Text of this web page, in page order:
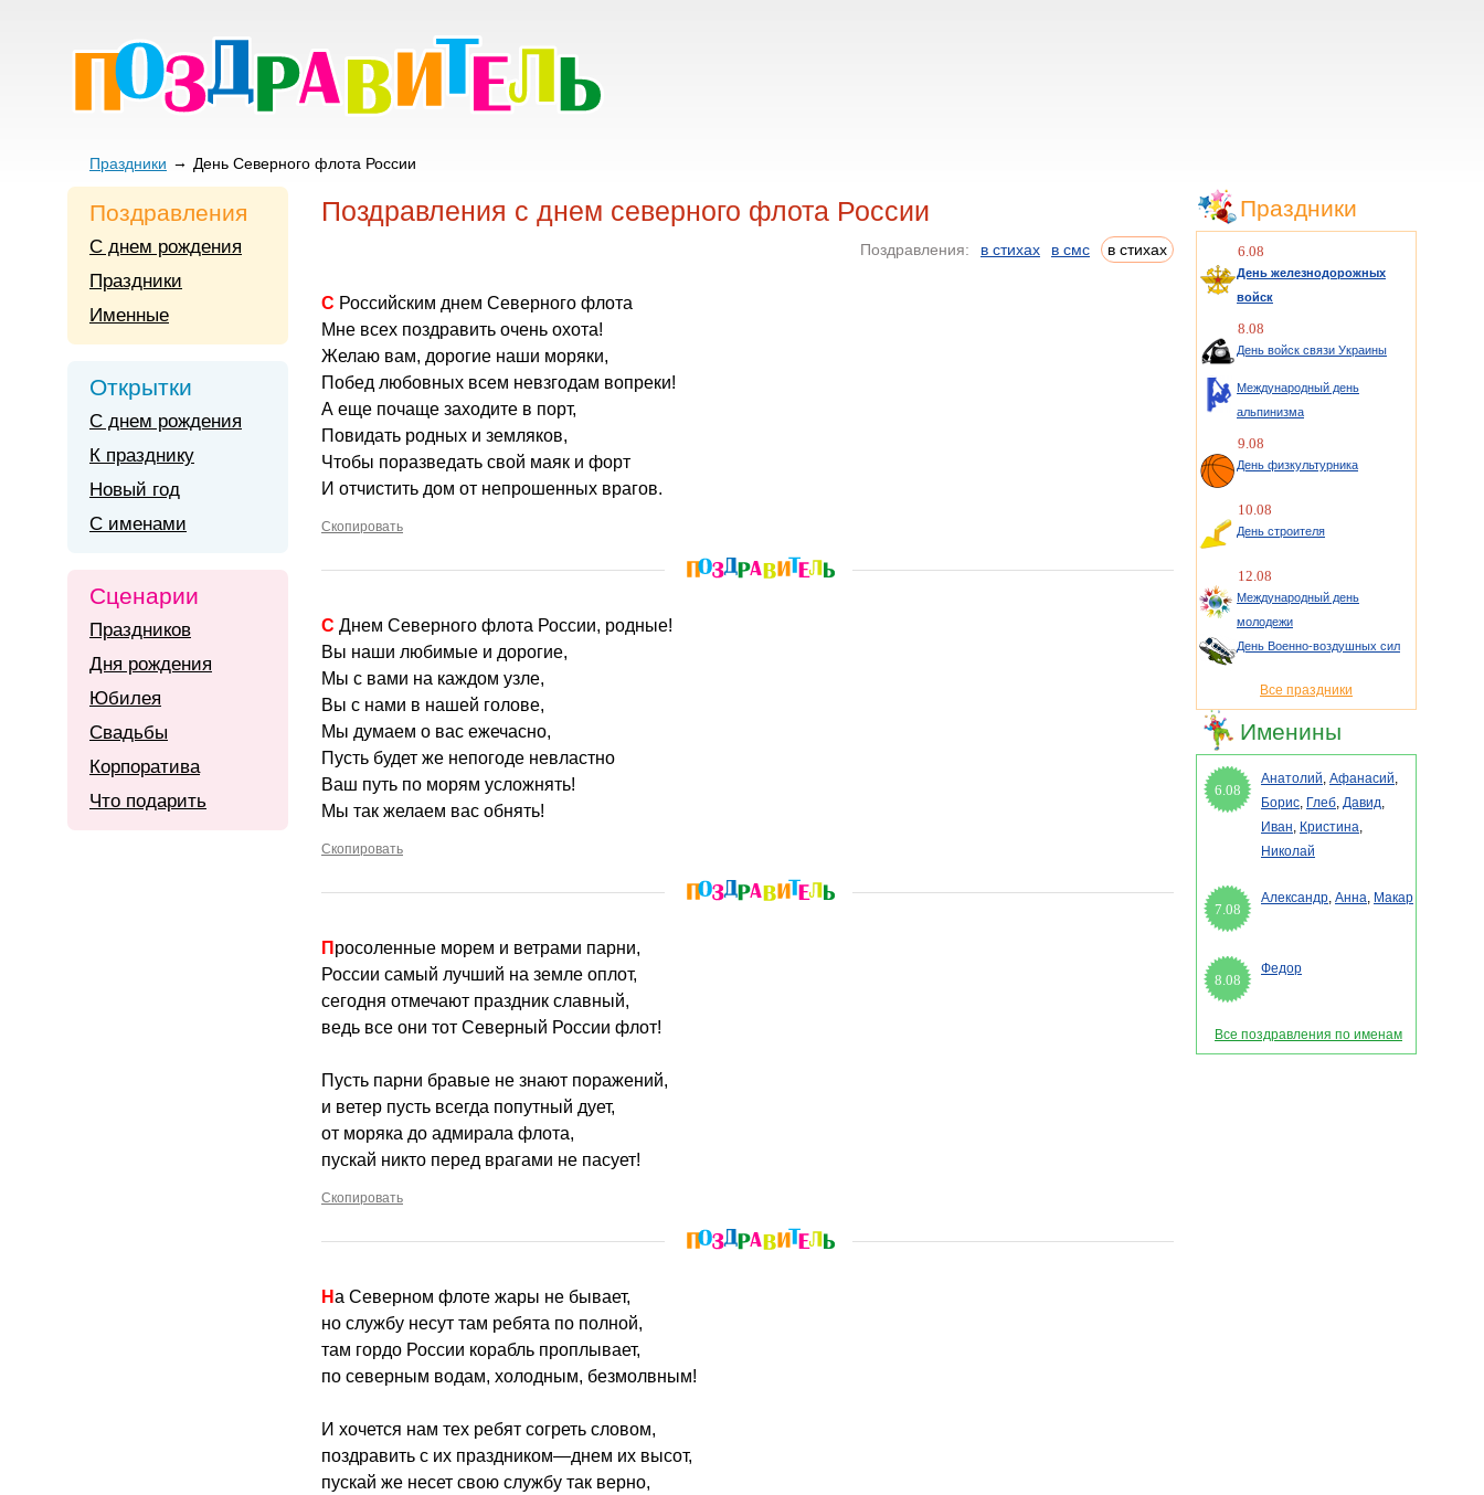
Праздники День Северного флота России
Поздравления с днем северного флота России
Поздравления: в стихах в смс в стихах
С Российским днем Северного флота
Мне всех поздравить очень охота!
Желаю вам, дорогие наши моряки,
Побед любовных всем невзгодам вопреки!
А еще почаще заходите в порт,
Повидать родных и земляков,
Чтобы поразведать свой маяк и форт
И отчистить дом от непрошенных врагов.
Скопировать
С Днем Северного флота России, родные!
Вы наши любимые и дорогие,
Мы с вами на каждом узле,
Вы с нами в нашей голове,
Мы думаем о вас ежечасно,
Пусть будет же непогоде невластно
Ваш путь по морям усложнять!
Мы так желаем вас обнять!
Скопировать
Просоленные морем и ветрами парни,
России самый лучший на земле оплот,
сегодня отмечают праздник славный,
ведь все они тот Северный России флот!
Пусть парни бравые не знают поражений,
и ветер пусть всегда попутный дует,
от моряка до адмирала флота,
пускай никто перед врагами не пасует!
Скопировать
На Северном флоте жары не бывает,
но службу несут там ребята по полной,
там гордо России корабль проплывает,
по северным водам, холодным, безмолвным!
И хочется нам тех ребят согреть словом,
поздравить с их праздником—днем их высот,
пускай же несет свою службу так верно,
Поздравления
С днем рождения
Праздники
Именные
Открытки
С днем рождения
К празднику
Новый год
С именами
Сценарии
Праздников
Дня рождения
Юбилея
Свадьбы
Корпоратива
Что подарить
Праздники
6.08
День железнодорожных
войск
8.08
День войск связи Украины
Международный день
альпинизма
9.08
День физкультурника
10.08
День строителя
12.08
Международный день
молодежи
День Военно-воздушных сил
Все праздники
Именины
6.08
Анатолий, Афанасий,
Борис, Глеб, Давид,
Иван, Кристина,
Николай
7.08
Александр, Анна, Макар
8.08
Федор
Все поздравления по именам